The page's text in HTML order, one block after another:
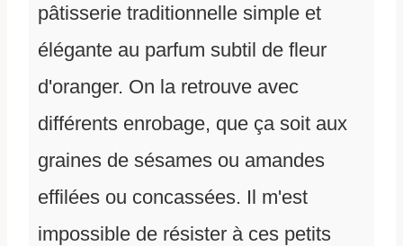
pâtisserie traditionnelle simple et
élégante au parfum subtil de fleur
d'oranger. On la retrouve avec
différents enrobage, que ça soit aux
graines de sésames ou amandes
effilées ou concassées. Il m'est
impossible de résister à ces petits